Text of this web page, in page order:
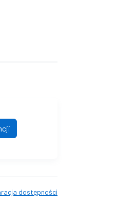
dostępności